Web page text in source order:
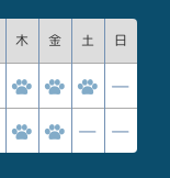
木 金 土 日